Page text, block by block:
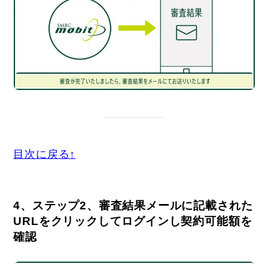
目次に戻る↑
4、ステップ2、審査結果メールに記載された
URLをクリックしてログインし契約可能額を
確認